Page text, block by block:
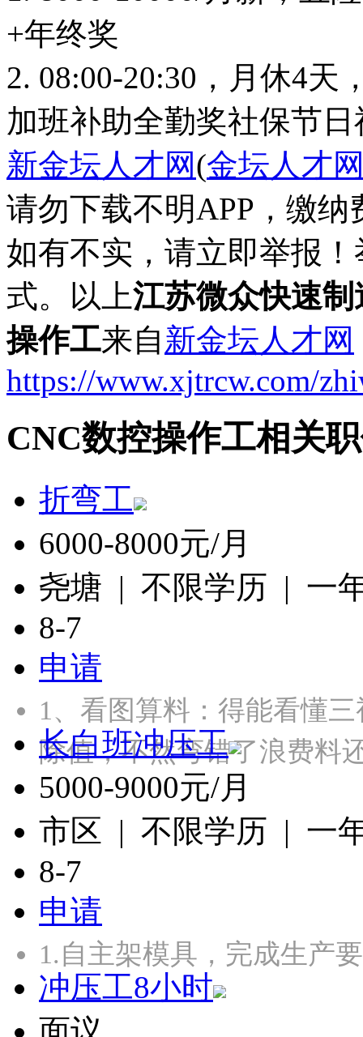
+年终奖
2. 08:00-20:30，月休4天
加班补助全勤奖社保节日
新金坛人才网(金坛人才
请勿下载不明APP，缴
如有不实，请立即举报
式。以上江苏微众快速
操作工来自新金坛人才网
https://www.xjtrcw.com/
CNC数控操作工相关
折弯工
6000-8000元/月
尧塘 | 不限学历 | 一
8-7
申请
1、‌看图算料‌：得能看懂
除值，不然弯错了浪费
长白班冲压工
5000-9000元/月
市区 | 不限学历 | 一
8-7
申请
1.自主架模具，完成生产
冲压工8小时